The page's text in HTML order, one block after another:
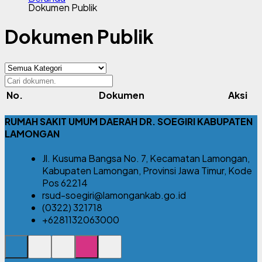
Dokumen Publik
Dokumen Publik
No. Dokumen Aksi
RUMAH SAKIT UMUM DAERAH DR. SOEGIRI KABUPATEN
LAMONGAN
Jl. Kusuma Bangsa No. 7, Kecamatan Lamongan,
Kabupaten Lamongan, Provinsi Jawa Timur, Kode
Pos 62214
rsud-soegiri@lamongankab.go.id
(0322) 321718
+6281132063000